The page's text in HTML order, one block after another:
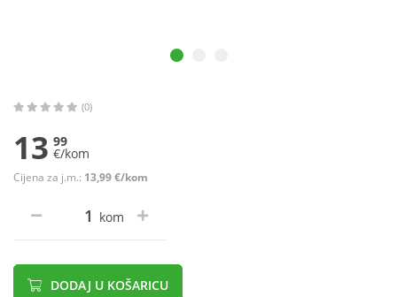
(0)
13 99
€/kom
Cijena za j.m.: 13,99 €/kom
kom
DODAJ U KOŠARICU